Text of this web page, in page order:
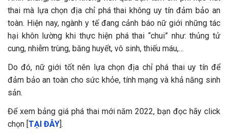
thai mà lựa chọn địa chỉ phá thai không uy tín đảm bảo an
toàn. Hiện nay, ngành y tế đang cảnh báo nữ giới những tác
hại khôn lường khi thực hiện phá thai “chui” như: thủng tử
cung, nhiễm trùng, băng huyết, vô sinh, thiếu máu,…
Do đó, nữ giới tốt nên lựa chọn địa chỉ phá thai uy tín để
đảm bảo an toàn cho sức khỏe, tính mạng và khả năng sinh
sản.
Để xem bảng giá phá thai mới năm 2022, bạn đọc hãy click
chọn [TẠI ĐÂY].